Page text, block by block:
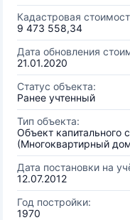
Кадастровая
9 473 558,34
Дата обновления
21.01.2020
Статус объекта:
Ранее учтенный
Тип объекта:
Объект капитального
(Многоквартирный
Дата постановки на
12.07.2012
Год постройки:
1970